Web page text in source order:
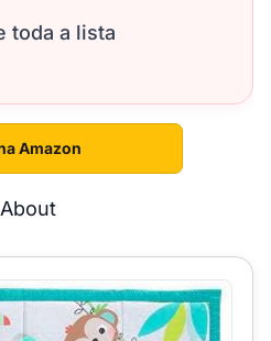
toda a lista
Amazon